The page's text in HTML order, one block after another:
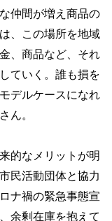
仲間が増え商品の
、この場所を地域
、商品など、それ
ていく。誰も損を
デルケースになれ
ん。
的なメリットが明
民活動団体と協力
ナ禍の緊急事態宣
余剰在庫を抱えて